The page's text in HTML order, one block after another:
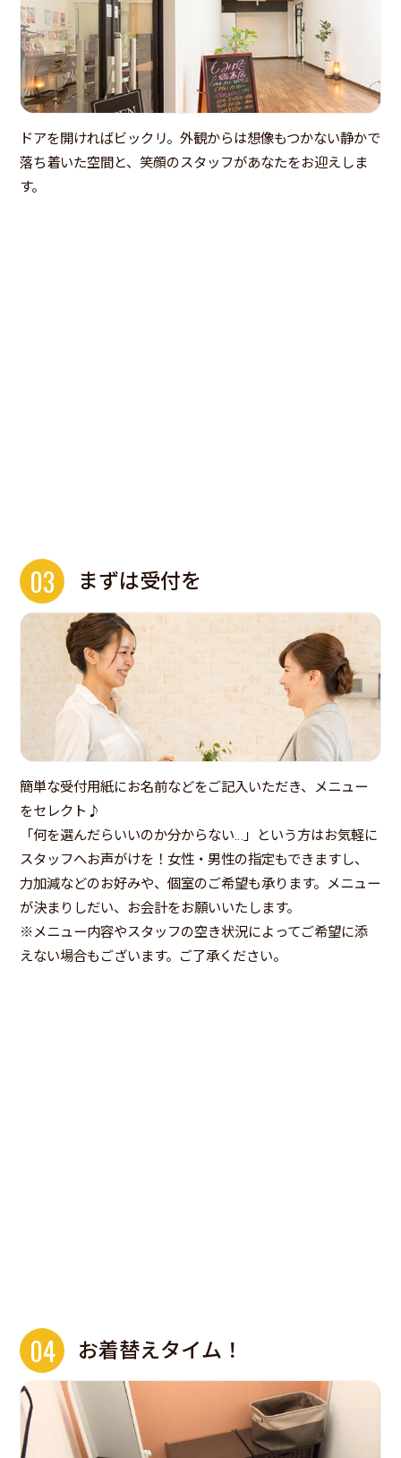
ドアを開ければビックリ。外観からは想像もつかない静かで
落ち着いた空間と、笑顔のスタッフがあなたをお迎えしま
す。
03 まずは受付を
簡単な受付用紙にお名前などをご記入いただき、メニュー
をセレクト♪
「何を選んだらいいのか分からない…」という方はお気軽に
スタッフへお声がけを！女性・男性の指定もできますし、
力加減などのお好みや、個室のご希望も承ります。メニュー
が決まりしだい、お会計をお願いいたします。
※メニュー内容やスタッフの空き状況によってご希望に添
えない場合もございます。ご了承ください。
04 お着替えタイム！